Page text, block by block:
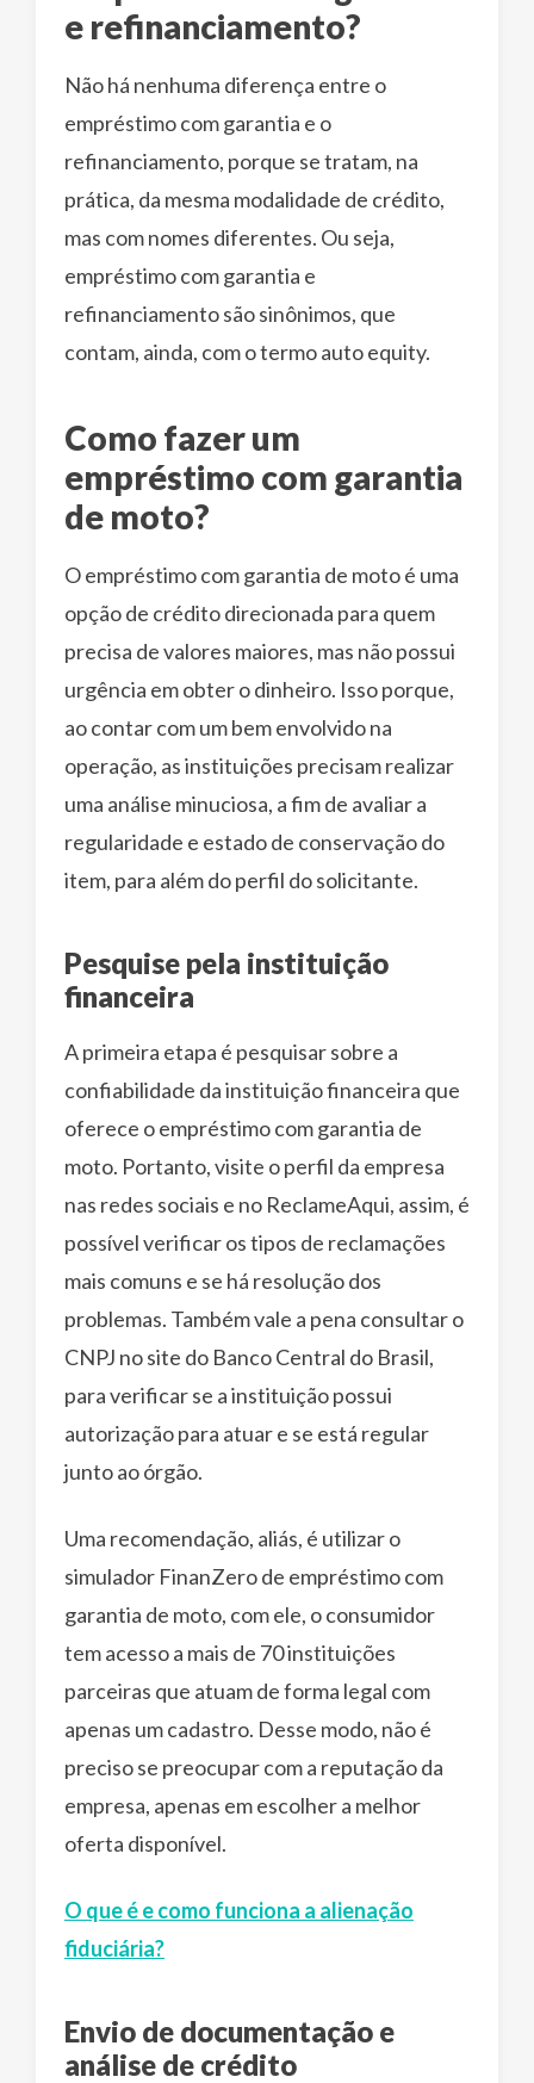
e refinanciamento?
Não há nenhuma diferença entre o
empréstimo com garantia e o
refinanciamento, porque se tratam, na
prática, da mesma modalidade de crédito,
mas com nomes diferentes. Ou seja,
empréstimo com garantia e
refinanciamento são sinônimos, que
contam, ainda, com o termo auto equity.
Como fazer um
empréstimo com garantia
de moto?
O empréstimo com garantia de moto é uma
opção de crédito direcionada para quem
precisa de valores maiores, mas não possui
urgência em obter o dinheiro. Isso porque,
ao contar com um bem envolvido na
operação, as instituições precisam realizar
uma análise minuciosa, a fim de avaliar a
regularidade e estado de conservação do
item, para além do perfil do solicitante.
Pesquise pela instituição
financeira
A primeira etapa é pesquisar sobre a
confiabilidade da instituição financeira que
oferece o empréstimo com garantia de
moto. Portanto, visite o perfil da empresa
nas redes sociais e no ReclameAqui, assim, é
possível verificar os tipos de reclamações
mais comuns e se há resolução dos
problemas. Também vale a pena consultar o
CNPJ no site do Banco Central do Brasil,
para verificar se a instituição possui
autorização para atuar e se está regular
junto ao órgão.
Uma recomendação, aliás, é utilizar o
simulador FinanZero de empréstimo com
garantia de moto, com ele, o consumidor
tem acesso a mais de 70 instituições
parceiras que atuam de forma legal com
apenas um cadastro. Desse modo, não é
preciso se preocupar com a reputação da
empresa, apenas em escolher a melhor
oferta disponível.
O que é e como funciona a alienação
fiduciária?
Envio de documentação e
análise de crédito